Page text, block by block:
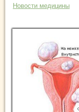
Новости медицины